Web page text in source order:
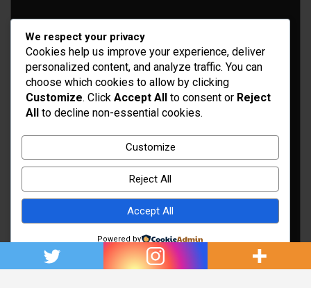
Idées d’aménagement et déco
Conseil bricolage et jardinage
Choix d'outillage et de matériaux
We respect your privacy
Cookies help us improve your experience, deliver
personalized content, and analyze traffic. You can
choose which cookies to allow by clicking
Customize. Click Accept All to consent or Reject
All to decline non-essential cookies.
Customize
Reject All
Accept All
Powered by